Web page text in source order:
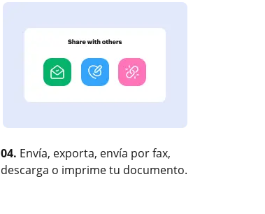
04. Envía, exporta, envía por fax,
descarga o imprime tu documento.